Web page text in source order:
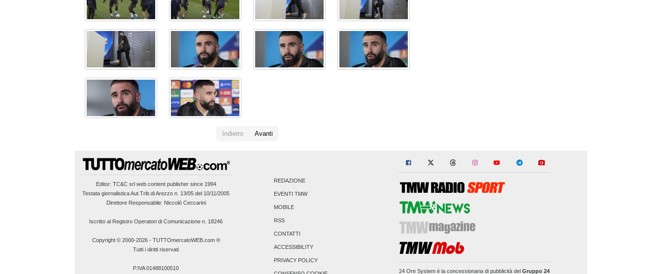
Indietro Avanti
Editor: TC&C srlweb content publisher since 1994
Testata giornalistica Aut.Trib.di Arezzo n. 13/05 del 10/11/2005
Direttore Responsabile: Niccolò Ceccarini
Iscritto al Registro Operatori di Comunicazione n. 18246
Copyright © 2000-2026- TUTTOmercatoWEB.com ®
Tutti i diritti riservati
P.IVA 01488100510
REDAZIONE
EVENTI TMW
MOBILE
RSS
CONTATTI
ACCESSIBILITY
PRIVACY POLICY
24 Ore Systemè la concessionaria di pubblicità del Gruppo 24